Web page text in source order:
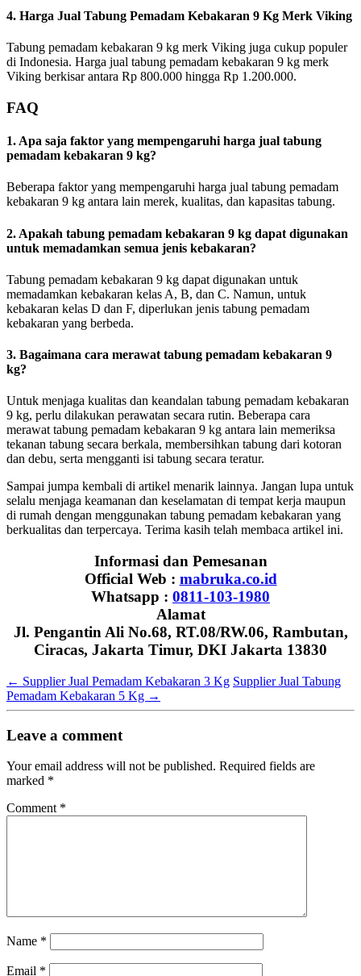
4. Harga Jual Tabung Pemadam Kebakaran 9 Kg Merk Viking
Tabung pemadam kebakaran 9 kg merk Viking juga cukup populer
di Indonesia. Harga jual tabung pemadam kebakaran 9 kg merk
Viking berkisar antara Rp 800.000 hingga Rp 1.200.000.
FAQ
1. Apa saja faktor yang mempengaruhi harga jual tabung
pemadam kebakaran 9 kg?
Beberapa faktor yang mempengaruhi harga jual tabung pemadam
kebakaran 9 kg antara lain merek, kualitas, dan kapasitas tabung.
2. Apakah tabung pemadam kebakaran 9 kg dapat digunakan
untuk memadamkan semua jenis kebakaran?
Tabung pemadam kebakaran 9 kg dapat digunakan untuk
memadamkan kebakaran kelas A, B, dan C. Namun, untuk
kebakaran kelas D dan F, diperlukan jenis tabung pemadam
kebakaran yang berbeda.
3. Bagaimana cara merawat tabung pemadam kebakaran 9
kg?
Untuk menjaga kualitas dan keandalan tabung pemadam kebakaran
9 kg, perlu dilakukan perawatan secara rutin. Beberapa cara
merawat tabung pemadam kebakaran 9 kg antara lain memeriksa
tekanan tabung secara berkala, membersihkan tabung dari kotoran
dan debu, serta mengganti isi tabung secara teratur.
Sampai jumpa kembali di artikel menarik lainnya. Jangan lupa untuk
selalu menjaga keamanan dan keselamatan di tempat kerja maupun
di rumah dengan menggunakan tabung pemadam kebakaran yang
berkualitas dan terpercaya. Terima kasih telah membaca artikel ini.
Informasi dan Pemesanan
Official Web : mabruka.co.id
Whatsapp : 0811-103-1980
Alamat
Jl. Pengantin Ali No.68, RT.08/RW.06, Rambutan,
Ciracas, Jakarta Timur, DKI Jakarta 13830
← Supplier Jual Pemadam Kebakaran 3 Kg Supplier Jual Tabung
Pemadam Kebakaran 5 Kg →
Leave a comment
Your email address will not be published. Required fields are
marked *
Comment *
Name *
Email *